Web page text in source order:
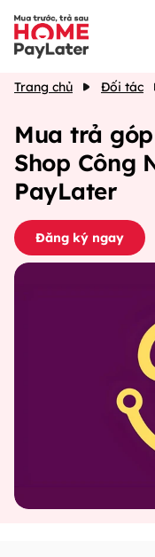
Trang chủ Đối tác
Mua trả
Shop Công
PayLater
Đăng ký ngay